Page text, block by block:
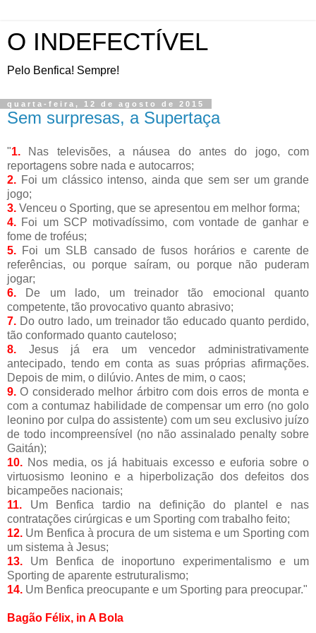
O INDEFECTÍVEL
Pelo Benfica! Sempre!
quarta-feira, 12 de agosto de 2015
Sem surpresas, a Supertaça
"1. Nas televisões, a náusea do antes do jogo, com
reportagens sobre nada e autocarros;
2. Foi um clássico intenso, ainda que sem ser um grande
jogo;
3. Venceu o Sporting, que se apresentou em melhor forma;
4. Foi um SCP motivadíssimo, com vontade de ganhar e
fome de troféus;
5. Foi um SLB cansado de fusos horários e carente de
referências, ou porque saíram, ou porque não puderam
jogar;
6. De um lado, um treinador tão emocional quanto
competente, tão provocativo quanto abrasivo;
7. Do outro lado, um treinador tão educado quanto perdido,
tão conformado quanto cauteloso;
8. Jesus já era um vencedor administrativamente
antecipado, tendo em conta as suas próprias afirmações.
Depois de mim, o dilúvio. Antes de mim, o caos;
9. O considerado melhor árbitro com dois erros de monta e
com a contumaz habilidade de compensar um erro (no golo
leonino por culpa do assistente) com um seu exclusivo juízo
de todo incompreensível (no não assinalado penalty sobre
Gaitán);
10. Nos media, os já habituais excesso e euforia sobre o
virtuosismo leonino e a hiperbolização dos defeitos dos
bicampeões nacionais;
11. Um Benfica tardio na definição do plantel e nas
contratações cirúrgicas e um Sporting com trabalho feito;
12. Um Benfica à procura de um sistema e um Sporting com
um sistema à Jesus;
13. Um Benfica de inoportuno experimentalismo e um
Sporting de aparente estruturalismo;
14. Um Benfica preocupante e um Sporting para preocupar."
Bagão Félix, in A Bola